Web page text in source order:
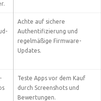
Achte auf sichere
Authentifizierung und
regelmäßige Firmware-
Updates.
Teste Apps vor dem Kauf
durch Screenshots und
Bewertungen.